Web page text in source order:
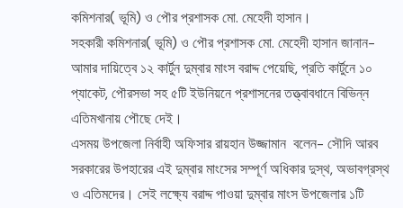
কমিশনার( ভূমি) ও পৌর প্রশাসক মো. মেহেদী হাসান।
সহকারী কমিশনার( ভূমি) ও পৌর প্রশাসক মো. মেহেদী হাসান জানান-
আমার দায়িত্বে ১২ কার্টুন দুম্বার মাংস বরাদ্দ পেয়েছি, প্রতি কার্টুনে ১০
প্যাকেট, পৌরসভা সহ ৫টি ইউনিয়নে প্রশাসনের তত্ত্বাবধানে বিভিন্ন
এতিমখানায় পৌছে দেই।
এসময় উপজেলা নির্বাহী অফিসার রায়হান উজ্জামান বলেন- সৌদি আরব
সরকারের উপহারের এই দুম্বার মাংসের সম্পূর্ণ অধিকার দুস্থ, অভাবগ্রস্থ
ও এতিমদের। সেই লক্ষ্যে বরাদ্দ পাওয়া দুম্বার মাংস উপজেলার ১টি